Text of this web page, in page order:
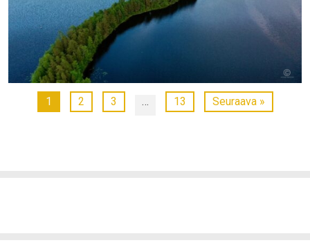
1 2 3 … 13 Seuraava »